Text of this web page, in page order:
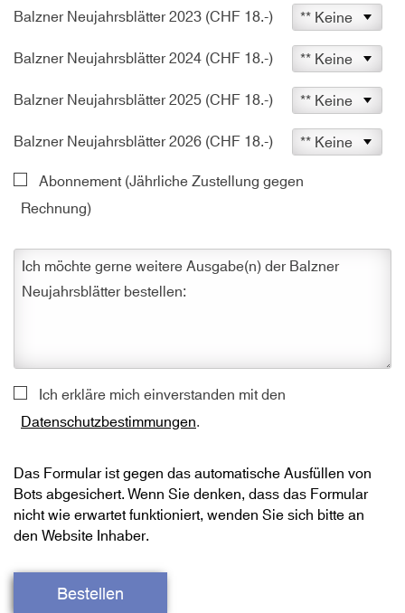
Balzner Neujahrsblätter 2023 (CHF 18.-)
Balzner Neujahrsblätter 2024 (CHF 18.-)
Balzner Neujahrsblätter 2025 (CHF 18.-)
Balzner Neujahrsblätter 2026 (CHF 18.-)
Abonnement (Jährliche Zustellung gegen
Rechnung)
Ich möchte gerne weitere Ausgabe(n) der Balzner
Neujahrsblätter bestellen:
Ich erkläre mich einverstanden mit den
Datenschutzbestimmungen
Das Formular ist gegen das automatische Ausfüllen von
Bots abgesichert. Wenn Sie denken, dass das Formular
nicht wie erwartet funktioniert, wenden Sie sich bitte an
den Website Inhaber.
Bestellen